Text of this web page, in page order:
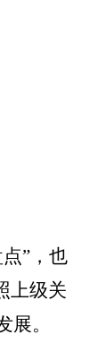
”，也
上级关
。